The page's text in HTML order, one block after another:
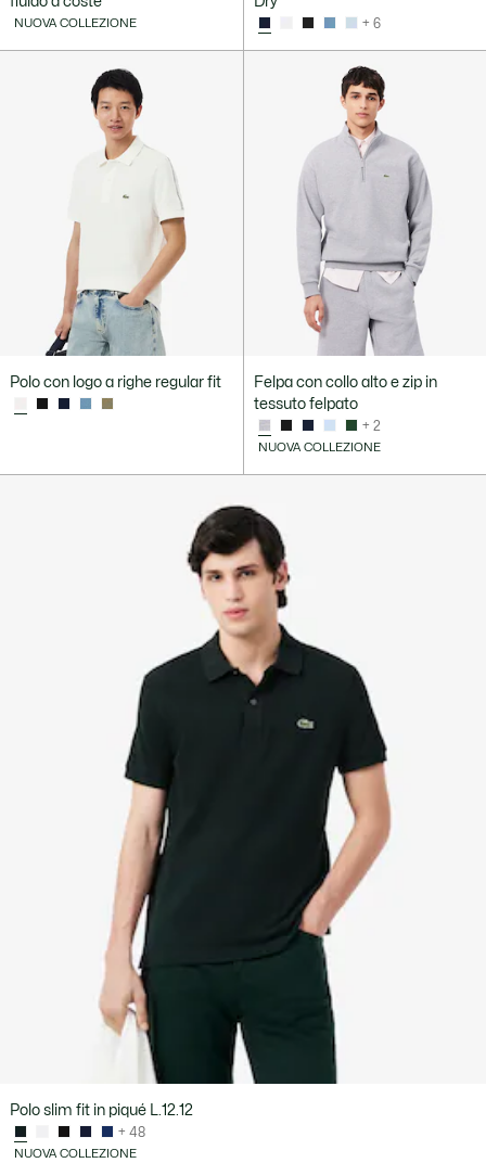
NUOVA COLLEZIONE + 6
Polo con logo a righe regular fit
Felpa con collo alto e zip in
tessuto felpato
+ 2
NUOVA COLLEZIONE
Polo slim fit in piqué L.12.12
+ 48
NUOVA COLLEZIONE